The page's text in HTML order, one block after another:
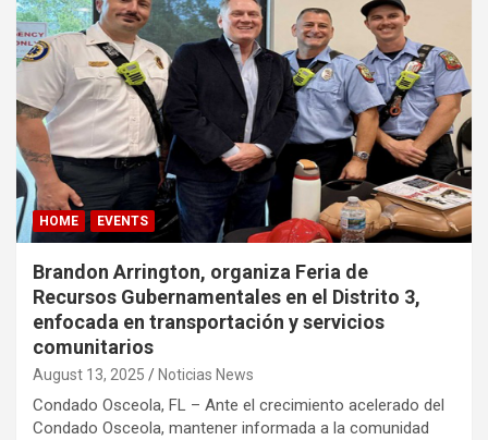
HOME EVENTS
Brandon Arrington, organiza Feria de
Recursos Gubernamentales en el Distrito 3,
enfocada en transportación y servicios
comunitarios
August 13, 2025 Noticias News
Condado Osceola, FL – Ante el crecimiento acelerado del
Condado Osceola, mantener informada a la comunidad